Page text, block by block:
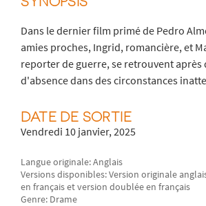
Dans le dernier film primé de Pedro
amies proches, Ingrid, romancière, et
reporter de guerre, se retrouvent après
d'absence dans des circonstances
DATE DE SORTIE
Vendredi 10 janvier, 2025
Langue originale: Anglais
Versions disponibles: Version originale
en français et version doublée en français
Genre: Drame